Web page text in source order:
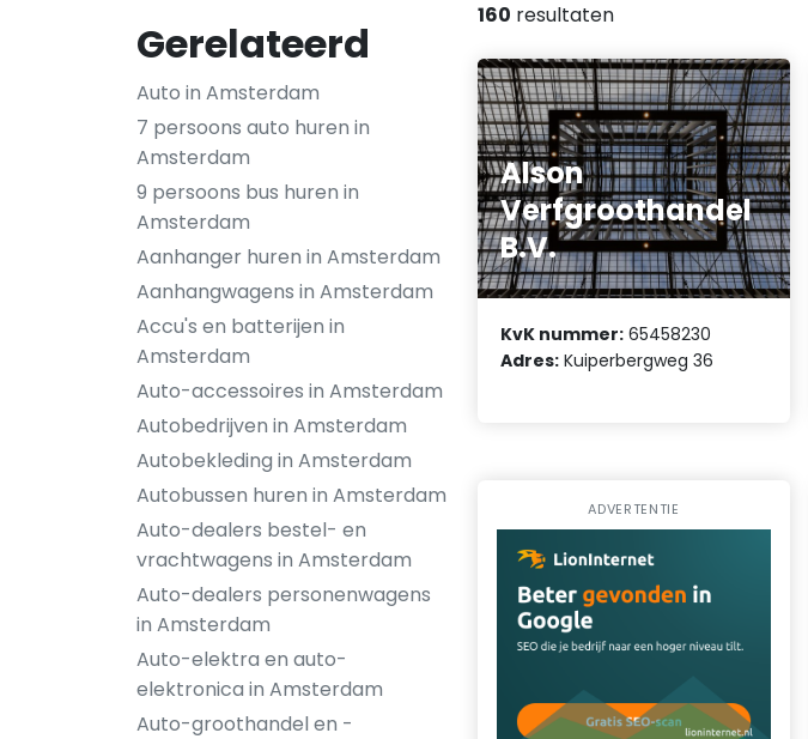
Gerelateerd
Auto in Amsterdam
7 persoons auto huren in
Amsterdam
9 persoons bus huren in
Amsterdam
Aanhanger huren in Amsterdam
Aanhangwagens in Amsterdam
Accu's en batterijen in
Amsterdam
Auto-accessoires in Amsterdam
Autobedrijven in Amsterdam
Autobekleding in Amsterdam
Autobussen huren in Amsterdam
Auto-dealers bestel- en
vrachtwagens in Amsterdam
Auto-dealers personenwagens
in Amsterdam
Auto-elektra en auto-
elektronica in Amsterdam
Auto-groothandel en -
160 resultaten
Alson
Verfgroothandel
B.V.
KvK nummer: 65458230
Adres: Kuiperbergweg 36
ADVERTENTIE